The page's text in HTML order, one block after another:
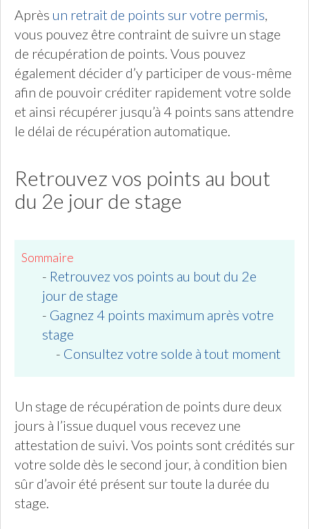
Après un retrait de points sur votre permis,
vous pouvez être contraint de suivre un stage
de récupération de points. Vous pouvez
également décider d’y participer de vous-même
afin de pouvoir créditer rapidement votre solde
et ainsi récupérer jusqu’à 4 points sans attendre
le délai de récupération automatique.
Retrouvez vos points au bout
du 2e jour de stage
Sommaire
- Retrouvez vos points au bout du 2e
jour de stage
- Gagnez 4 points maximum après votre
stage
- Consultez votre solde à tout moment
Un stage de récupération de points dure deux
jours à l’issue duquel vous recevez une
attestation de suivi. Vos points sont crédités sur
votre solde dès le second jour, à condition bien
sûr d’avoir été présent sur toute la durée du
stage.